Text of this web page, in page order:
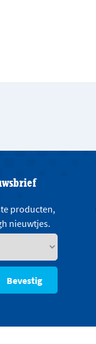
producten,
nieuwtjes.
Bevestig